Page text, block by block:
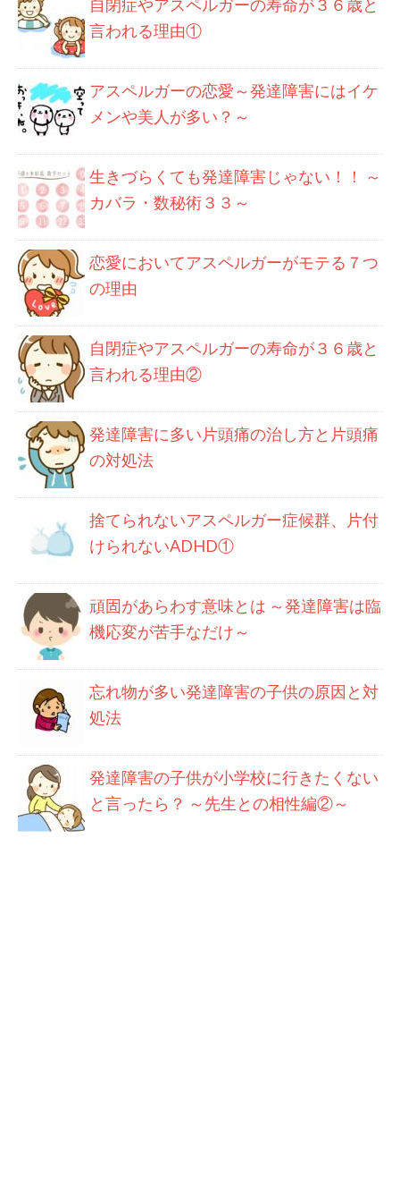
自閉症やアスペルガーの寿命が３６歳と
言われる理由①
アスペルガーの恋愛～発達障害にはイケ
メンや美人が多い？～
生きづらくても発達障害じゃない！！ ～
カバラ・数秘術３３～
恋愛においてアスペルガーがモテる７つ
の理由
自閉症やアスペルガーの寿命が３６歳と
言われる理由②
発達障害に多い片頭痛の治し方と片頭痛
の対処法
捨てられないアスペルガー症候群、片付
けられないADHD①
頑固があらわす意味とは ～発達障害は臨
機応変が苦手なだけ～
忘れ物が多い発達障害の子供の原因と対
処法
発達障害の子供が小学校に行きたくない
と言ったら？ ～先生との相性編②～